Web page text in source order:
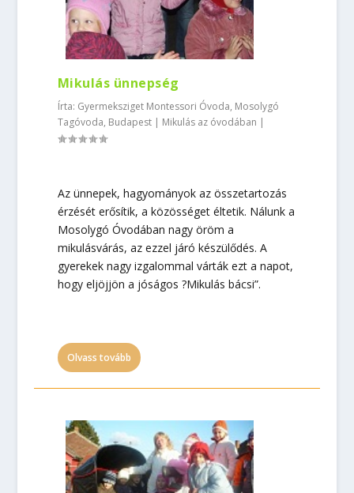
Mikulás ünnepség
Írta: Gyermeksziget Montessori Óvoda, Mosolygó
Tagóvoda, Budapest| Mikulás az óvodában |
Az ünnepek, hagyományok az összetartozás
érzését erősítik, a közösséget éltetik. Nálunk a
Mosolygó Óvodában nagy öröm a
mikulásvárás, az ezzel járó készülődés. A
gyerekek nagy izgalommal várták ezt a napot,
hogy eljöjjön a jóságos ?Mikulás bácsi”.
Olvass tovább